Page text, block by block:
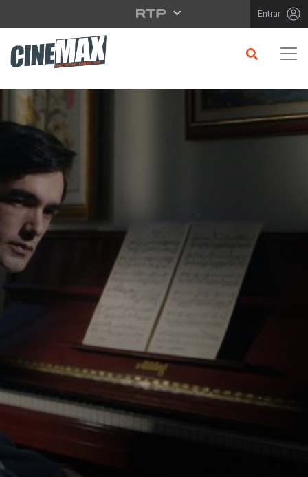
Saltar para o conteúdo principal Entrar